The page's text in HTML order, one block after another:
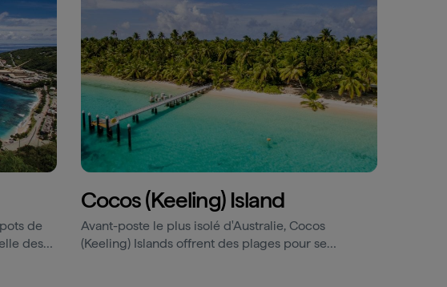
de
des
Cocos (Keeling) Island
Avant-poste le plus isolé d'Australie, Cocos
(Keeling) Islands offrent des plages pour se